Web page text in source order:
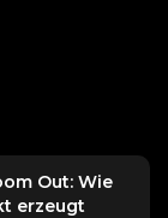
Out: Wie
erzeugt